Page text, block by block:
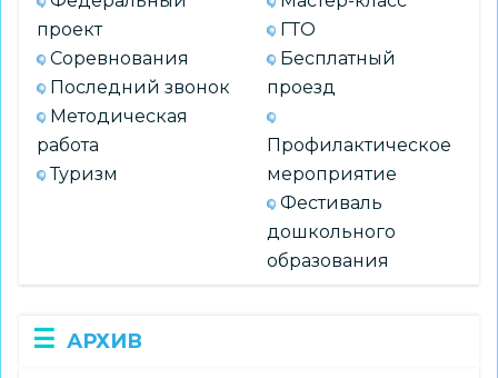
проект
Соревнования
Последний звонок
Методическая
работа
Туризм
ГТО
Бесплатный
проезд
Профилактическое
мероприятие
Фестиваль
дошкольного
образования
АРХИВ